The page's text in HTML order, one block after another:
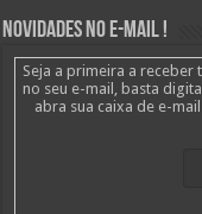
Novidades no E-mail !
Seja a primeira a receber
no seu e-mail, basta
abra sua caixa de e-